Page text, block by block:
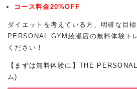
コース料金20%OFF
ダイエットを考えている方、明確な目
PERSONAL GYM綾瀬店の無料体験ト
ください！
【まずは無料体験に】THE
ム)